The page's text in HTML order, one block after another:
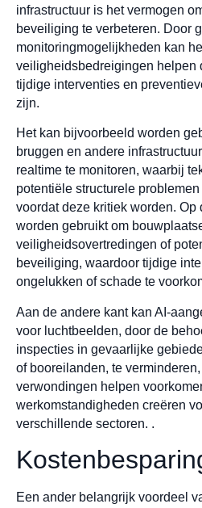
infrastructuur is het vermogen
beveiliging te verbeteren. Door
monitoringmogelijkheden kan
veiligheidsbedreigingen helpen
tijdige interventies en
zijn.
Het kan bijvoorbeeld worden
bruggen en andere
realtime te monitoren, waarbij
potentiële structurele
voordat deze kritiek worden. Op
worden gebruikt om
veiligheidsovertredingen of
beveiliging, waardoor tijdige
ongelukken of schade te
Aan de andere kant kan AI-
voor luchtbeelden, door de
inspecties in gevaarlijke
of booreilanden, te
verwondingen helpen
werkomstandigheden creëren
verschillende sectoren. .
Een ander belangrijk voordeel